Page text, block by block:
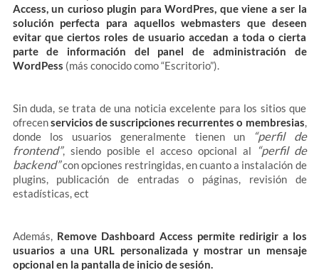
Access, un curioso plugin para WordPres, que viene a ser la
solución perfecta para aquellos webmasters que deseen
evitar que ciertos roles de usuario accedan a toda o cierta
parte de información del panel de administración de
WordPess (más conocido como “Escritorio”).
Sin duda, se trata de una noticia excelente para los sitios que
ofrecenservicios de suscripciones recurrentes o membresias,
donde los usuarios generalmente tienen un
“perfil de
frontend”, siendo posible el acceso opcional al
“perfil de
backend”con opciones restringidas, en cuanto a instalación de
plugins, publicación de entradas o páginas, revisión de
estadísticas, ect
Además, Remove Dashboard Access permite redirigir a los
usuarios a una URL personalizada y mostrar un mensaje
opcional en la pantalla de inicio de sesión.